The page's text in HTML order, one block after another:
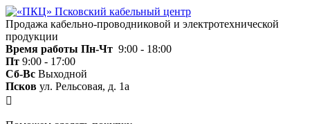
Продажа кабельно-проводниковой и электротехнической
продукции
Время работы Пн-Чт 9:00 - 18:00
Пт 9:00 - 17:00
Сб-Вс Выходной
Псков ул. Рельсовая, д. 1а